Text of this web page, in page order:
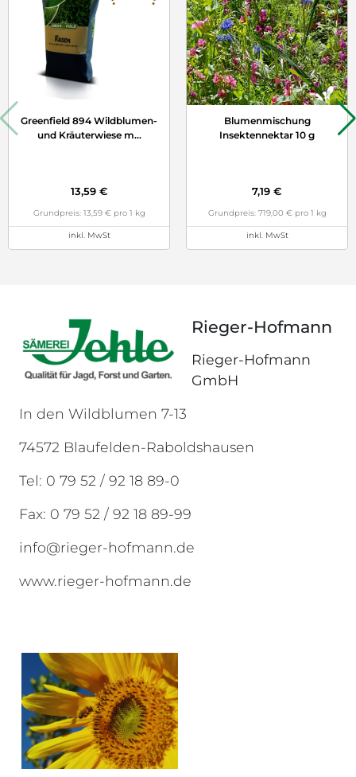
Greenfield 894 Wildblumen-
und Kräuterwiese m...
13,59 €
Grundpreis: 13,59 € pro 1 kg
inkl. MwSt
Blumenmischung
Insektennektar 10 g
7,19 €
Grundpreis: 719,00 € pro 1 kg
inkl. MwSt
Rieger-Hofmann
Rieger-Hofmann
GmbH
In den Wildblumen 7-13
74572 Blaufelden-Raboldshausen
Tel: 0 79 52 / 92 18 89-0
Fax: 0 79 52 / 92 18 89-99
info@rieger-hofmann.de
www.rieger-hofmann.de